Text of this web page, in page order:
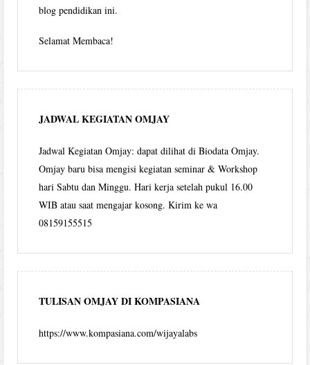
blog pendidikan ini.
Selamat Membaca!
JADWAL KEGIATAN OMJAY
Jadwal Kegiatan Omjay: dapat dilihat di Biodata Omjay.
Omjay baru bisa mengisi kegiatan seminar & Workshop
hari Sabtu dan Minggu. Hari kerja setelah pukul 16.00
WIB atau saat mengajar kosong. Kirim ke wa
08159155515
TULISAN OMJAY DI KOMPASIANA
https://www.kompasiana.com/wijayalabs